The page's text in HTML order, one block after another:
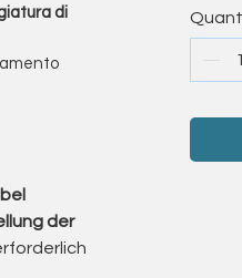
di
ma
der